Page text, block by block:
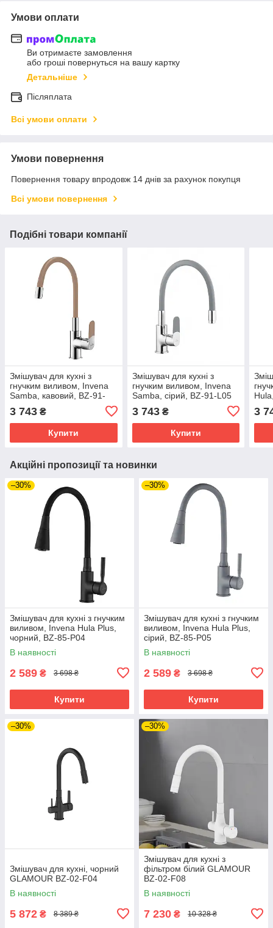
Умови оплати
Ви отримаєте замовлення
або гроші повернуться на вашу картку
Детальніше
Післяплата
Всі умови оплати
Умови повернення
Повернення товару впродовж 14 днів за рахунок покупця
Всі умови повернення
Подібні товари компанії
Змішувач для кухні з
гнучким виливом, Invena
Samba, кавовий, BZ-91-
3 743 ₴
Купити
Змішувач для кухні з
гнучким виливом, Invena
Samba, сірий, BZ-91-L05
3 743₴
Купити
3
Акційні пропозиції та новинки
–30%
Змішувач для кухні з гнучким
виливом, Invena Hula Plus,
чорний, BZ-85-P04
В наявності
2 589 ₴ 3 698 ₴
Купити
–30%
Змішувач для кухні з гнучким
виливом, Invena Hula Plus,
сірий, BZ-85-P05
В наявності
2 589 ₴ 3 698 ₴
Купити
–30%
Змішувач для кухні, чорний
GLAMOUR BZ-02-F04
В наявності
5 872 ₴ 8 389 ₴
–30%
Змішувач для кухні з
фільтром білий GLAMOUR
BZ-02-F08
В наявності
7 230 ₴ 10 328 ₴